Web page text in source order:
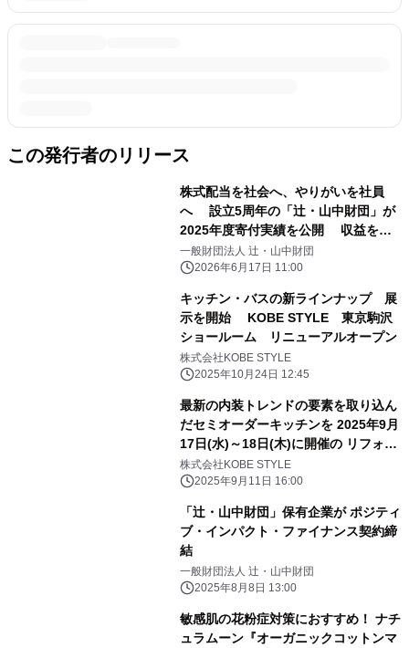
この発行者のリリース
株式配当を社会へ、やりがいを社員
へ 設立5周年の「辻・山中財団」が
2025年度寄付実績を公開 収益を社
会へ還元し、教育と生活困窮の現場を
支援
一般財団法人 辻・山中財団
2026年6月17日 11:00
キッチン・バスの新ラインナップ 展
示を開始 KOBE STYLE 東京駒沢
ショールーム リニューアルオープン
株式会社KOBE STYLE
2025年10月24日 12:45
最新の内装トレンドの要素を取り込ん
だセミオーダーキッチンを 2025年9月
17日(水)～18日(木)に開催の リフォー
ム産業フェアにて初公開 世界遺産サグ
ラダ・ファミリアのタイルを使用した
株式会社KOBE STYLE
2025年9月11日 16:00
「辻・山中財団」保有企業が ポジティ
ブ・インパクト・ファイナンス契約締
結
一般財団法人 辻・山中財団
2025年8月8日 13:00
敏感肌の花粉症対策におすすめ！ ナチ
ュラムーン『オーガニックコットンマ